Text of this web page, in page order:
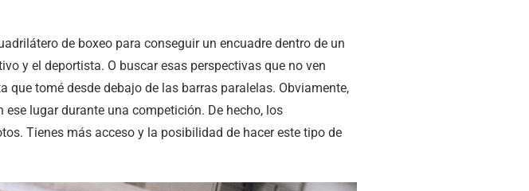
de boxeo para conseguir un encuadre dentro de un
y el deportista. O buscar esas perspectivas que no ven
tomé desde debajo de las barras paralelas. Obviamente,
lugar durante una competición. De hecho, los
Tienes más acceso y la posibilidad de hacer este tipo de